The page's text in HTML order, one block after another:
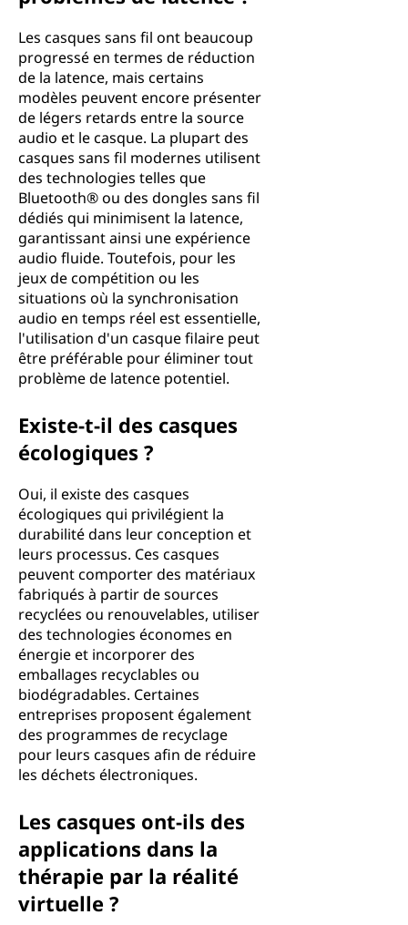
Les casques sans fil ont beaucoup
progressé en termes de réduction
de la latence, mais certains
modèles peuvent encore présenter
de légers retards entre la source
audio et le casque. La plupart des
casques sans fil modernes utilisent
des technologies telles que
Bluetooth® ou des dongles sans fil
dédiés qui minimisent la latence,
garantissant ainsi une expérience
audio fluide. Toutefois, pour les
jeux de compétition ou les
situations où la synchronisation
audio en temps réel est essentielle,
l'utilisation d'un casque filaire peut
être préférable pour éliminer tout
problème de latence potentiel.
Existe-t-il des casques
écologiques ?
Oui, il existe des casques
écologiques qui privilégient la
durabilité dans leur conception et
leurs processus. Ces casques
peuvent comporter des matériaux
fabriqués à partir de sources
recyclées ou renouvelables, utiliser
des technologies économes en
énergie et incorporer des
emballages recyclables ou
biodégradables. Certaines
entreprises proposent également
des programmes de recyclage
pour leurs casques afin de réduire
les déchets électroniques.
Les casques ont-ils des
applications dans la
thérapie par la réalité
virtuelle ?